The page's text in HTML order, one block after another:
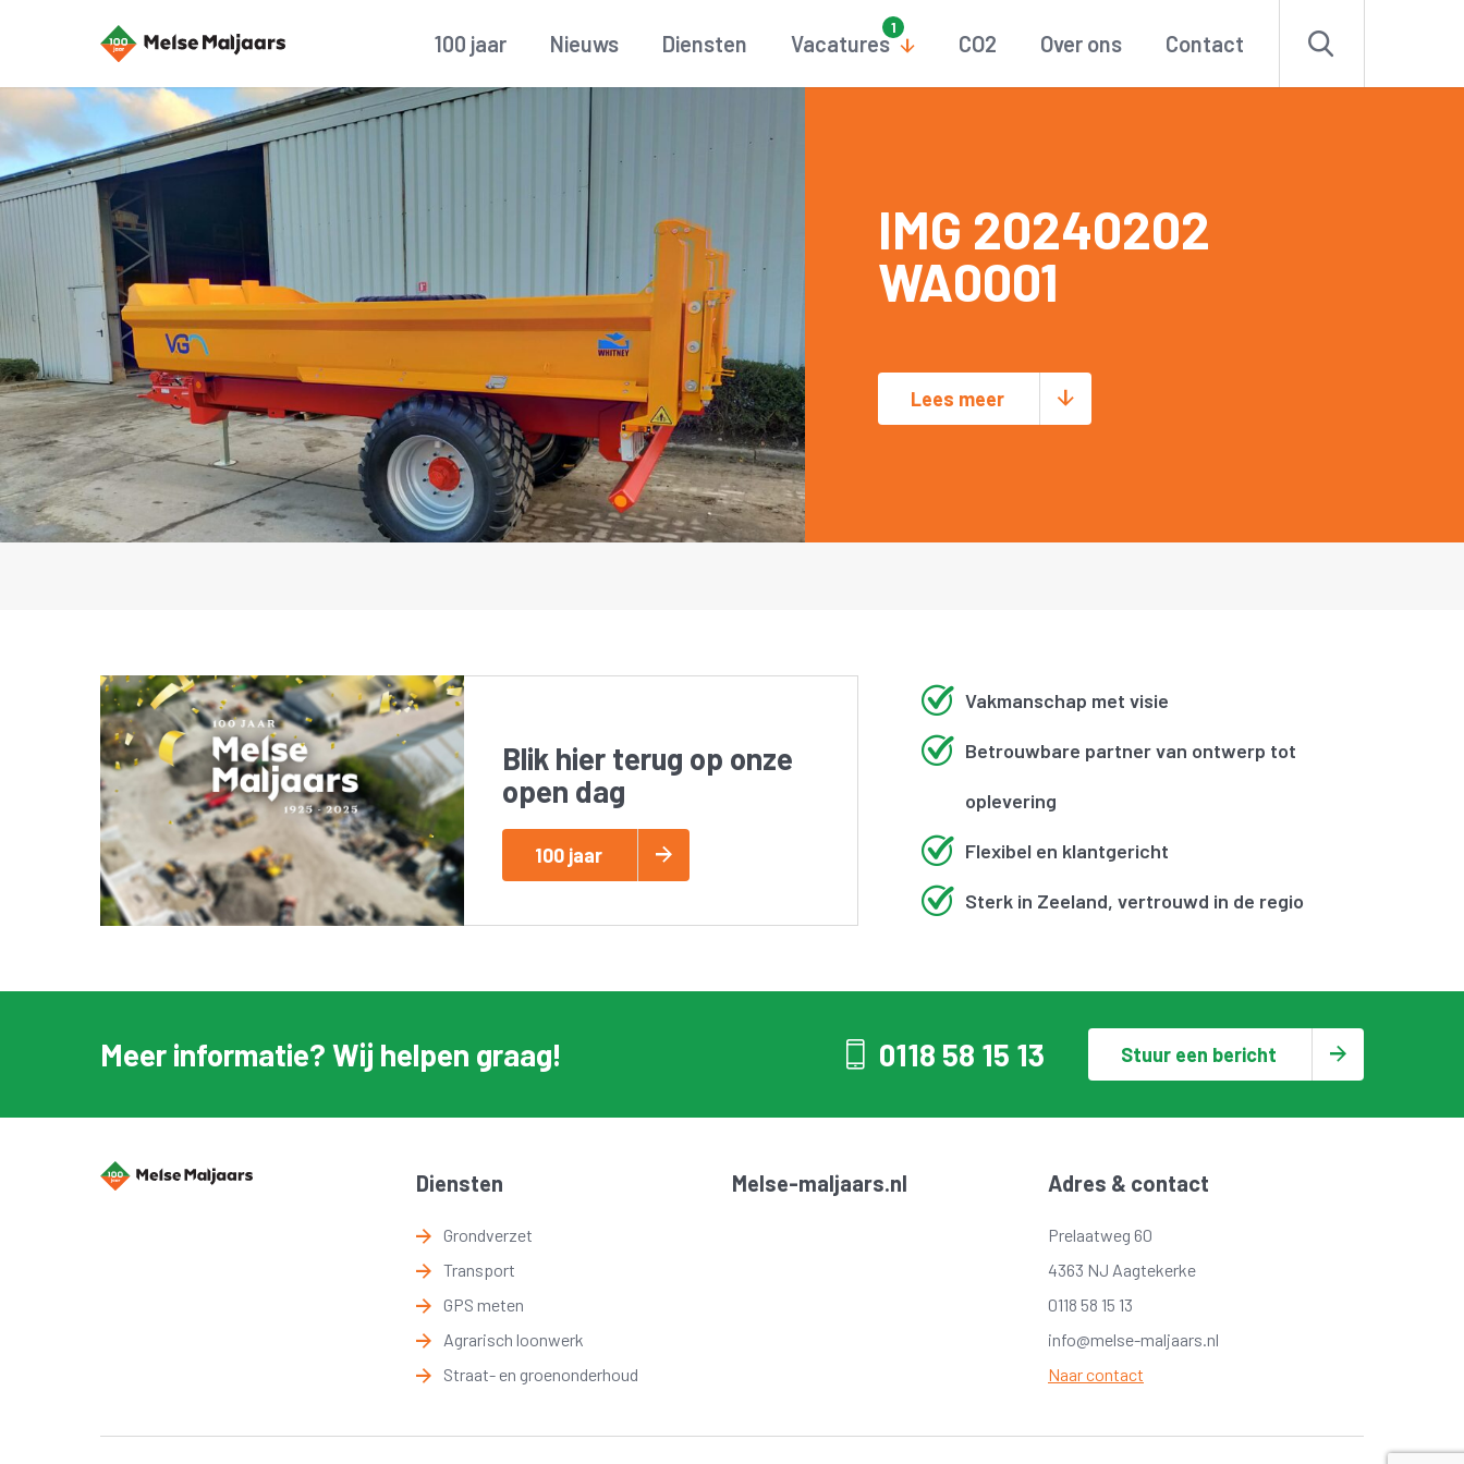
100 jaar Nieuws Diensten Vacatures CO2 Over ons Contact
IMG 20240202
WA0001
Lees meer
Blik hier terug op onze
open dag
100 jaar
Vakmanschap met visie
Betrouwbare partner van ontwerp tot
oplevering
Flexibel en klantgericht
Sterk in Zeeland, vertrouwd in de regio
Meer informatie? Wij helpen graag! 0118 58 15 13 Stuur een bericht
Diensten
Grondverzet
Transport
GPS meten
Agrarisch loonwerk
Straat- en groenonderhoud
Melse-maljaars.nl Adres & contact
Prelaatweg 60
4363 NJ Aagtekerke
0118 58 15 13
info@melse-maljaars.nl
Naar contact